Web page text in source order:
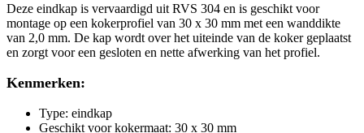
Deze eindkap is vervaardigd uit RVS 304 en is geschikt voor
montage op een kokerprofiel van 30 x 30 mm met een wanddikte
van 2,0 mm. De kap wordt over het uiteinde van de koker geplaatst
en zorgt voor een gesloten en nette afwerking van het profiel.
Kenmerken:
Type: eindkap
Geschikt voor kokermaat: 30 x 30 mm